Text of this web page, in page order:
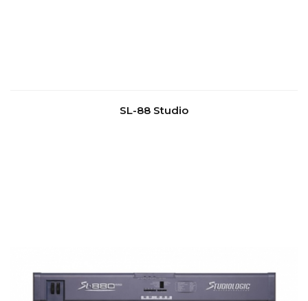
SL-88 Studio